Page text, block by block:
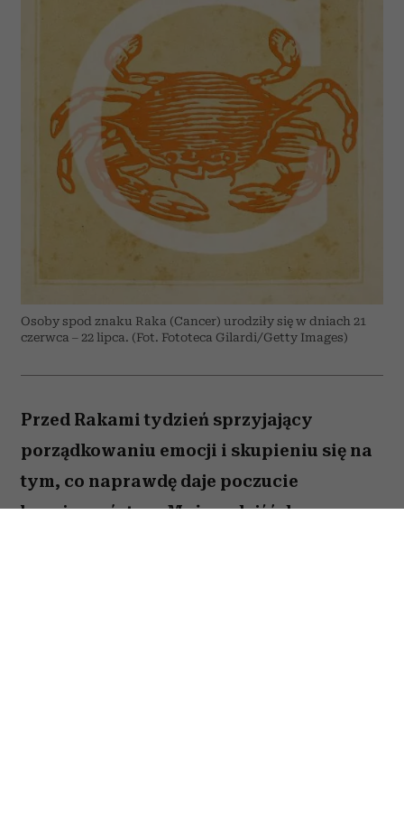
Osoby spod znaku Raka (Cancer) urodziły się w dniach 21
czerwca – 22 lipca. (Fot. Fototeca Gilardi/Getty Images)
Przed Rakami tydzień sprzyjający
porządkowaniu emocji i skupieniu się na
tym, co naprawdę daje poczucie
bezpieczeństwa. Możesz dojść do